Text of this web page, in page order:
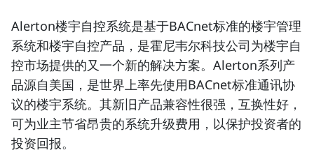
Alerton楼宇自控系统是基于BACnet标准的楼宇管理
系统和楼宇自控产品，是霍尼韦尔科技公司为楼宇自
控市场提供的又一个新的解决方案。Alerton系列产
品源自美国，是世界上率先使用BACnet标准通讯协
议的楼宇系统。其新旧产品兼容性很强，互换性好，
可为业主节省昂贵的系统升级费用，以保护投资者的
投资回报。